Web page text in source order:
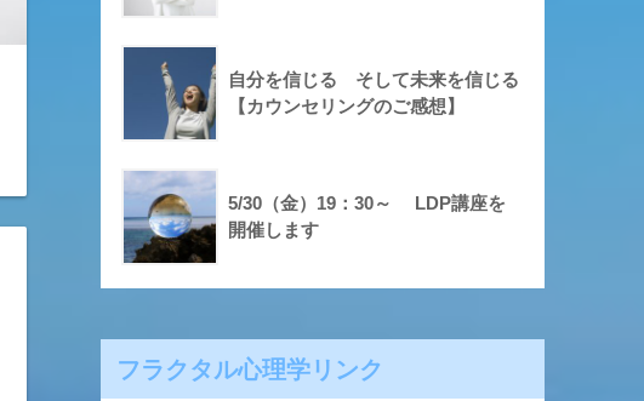
自分を信じる そして未来を信じる
【カウンセリングのご感想】
5/30（金）19：30～ LDP講座を
開催します
フラクタル心理学リンク